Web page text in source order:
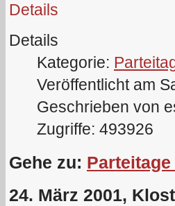
Details
Details
Kategorie:
Veröffentlicht am
Geschrieben von
Zugriffe: 493926
Gehe zu:
24. März 2001,